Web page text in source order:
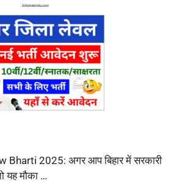
2025: अगर आप बिहार में सरकारी
यह मौका …